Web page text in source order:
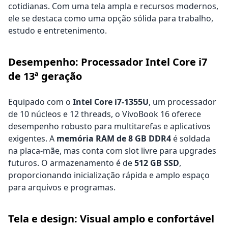
cotidianas. Com uma tela ampla e recursos modernos,
ele se destaca como uma opção sólida para trabalho,
estudo e entretenimento.
Desempenho: Processador Intel Core i7
de 13ª geração
Equipado com o Intel Core i7-1355U, um processador
de 10 núcleos e 12 threads, o VivoBook 16 oferece
desempenho robusto para multitarefas e aplicativos
exigentes. A memória RAM de 8 GB DDR4 é soldada
na placa-mãe, mas conta com slot livre para upgrades
futuros. O armazenamento é de512 GB SSD,
proporcionando inicialização rápida e amplo espaço
para arquivos e programas.
Tela e design: Visual amplo e confortável